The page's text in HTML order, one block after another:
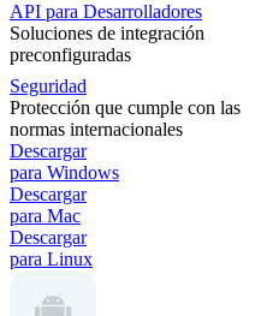
API para Desarrolladores
Soluciones de integración
preconfiguradas
Seguridad
Protección que cumple con las
normas internacionales
Descargar
para Windows
Descargar
para Mac
Descargar
para Linux